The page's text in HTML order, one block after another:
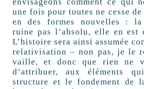
une fois pour toutes ne cesse de
en des formes nouvelles : la
ruine pas l’absolu, elle en est
L’histoire sera ainsi assumée
relativisation – non pas, je le
vaille, et donc que rien ne
d’attribuer, aux éléments
structure et le fondement de